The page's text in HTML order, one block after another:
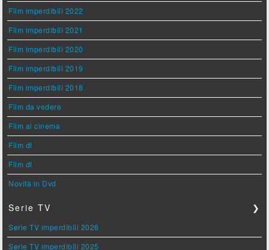
Film imperdibili 2022
Film imperdibili 2021
Film imperdibili 2020
Film imperdibili 2019
Film imperdibili 2018
Film da vedere
Film al cinema
Film di
Film di
Novità in Dvd
Serie TV ❯
Serie TV imperdibili 2026
Serie TV imperdibili 2025